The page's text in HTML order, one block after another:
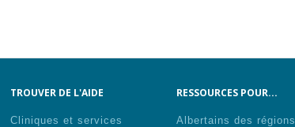
TROUVER DE L'AIDE
Cliniques et services
RESSOURCES POUR...
Albertains des régions